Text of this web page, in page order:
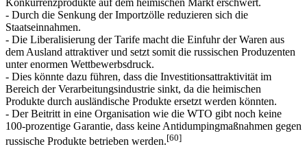
industriellen Produktion) wird durch die ausländischen
Konkurrenzprodukte auf dem heimischen Markt erschwert.
- Durch die Senkung der Importzölle reduzieren sich die
Staatseinnahmen.
- Die Liberalisierung der Tarife macht die Einfuhr der Waren aus
dem Ausland attraktiver und setzt somit die russischen Produzenten
unter enormen Wettbewerbsdruck.
- Dies könnte dazu führen, dass die Investitionsattraktivität im
Bereich der Verarbeitungsindustrie sinkt, da die heimischen
Produkte durch ausländische Produkte ersetzt werden könnten.
- Der Beitritt in eine Organisation wie die WTO gibt noch keine
100-prozentige Garantie, dass keine Antidumpingmaßnahmen gegen